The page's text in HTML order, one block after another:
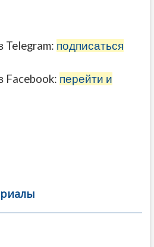
Telegram: подписаться
Facebook: перейти и